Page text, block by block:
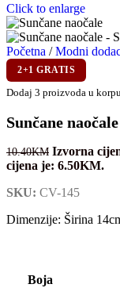
Click to enlarge
Početna / Modni
2+1 GRATIS
Dodaj 3 proizvoda u
Sunčane naočale
10.40KM Izvorna
cijena je: 6.50KM.
SKU: CV-145
Dimenzije: Širina
Boja